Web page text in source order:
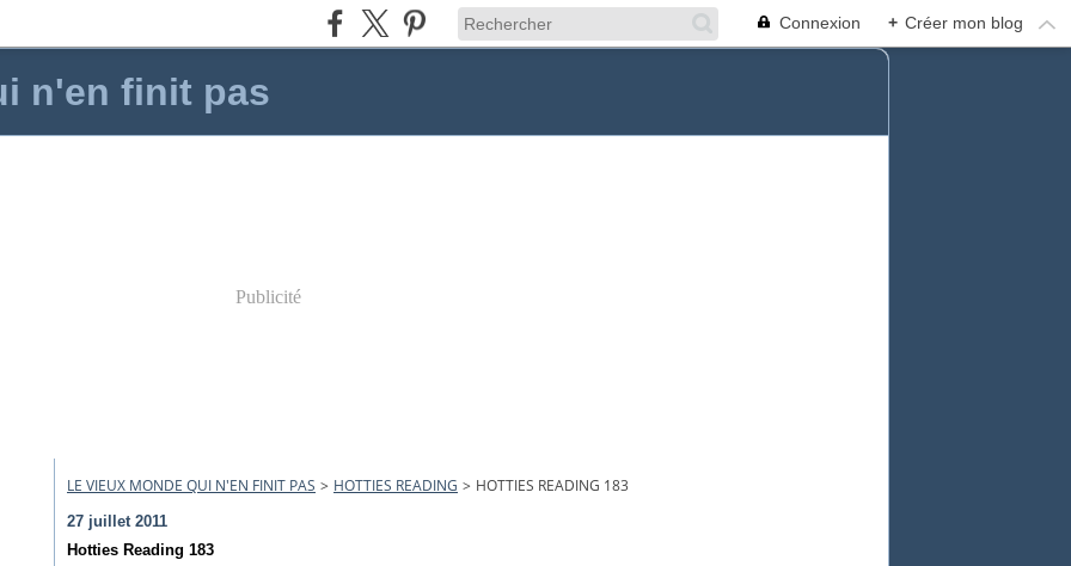
Connexion + Créer mon blog
n'en finit pas
Publicité
LE VIEUX MONDE QUI N'EN FINIT PAS > HOTTIES READING > HOTTIES READING 183
27 juillet 2011
Hotties Reading 183